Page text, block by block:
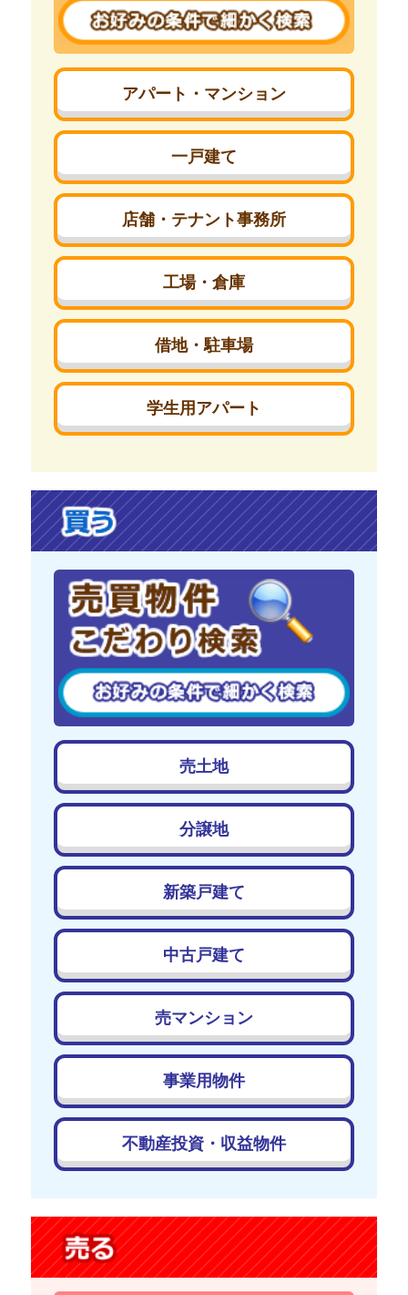
アパート・マンション
一戸建て
店舗・テナント事務所
工場・倉庫
借地・駐車場
学生用アパート
売土地
分譲地
新築戸建て
中古戸建て
売マンション
事業用物件
不動産投資・収益物件